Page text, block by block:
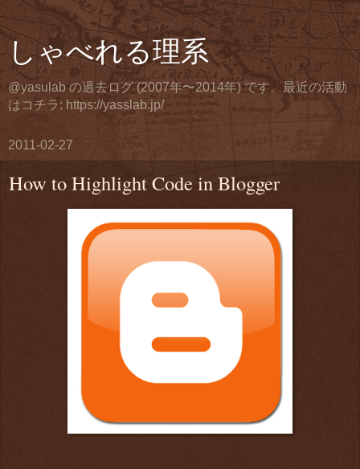
しゃべれる理系
@yasulab の過去ログ (2007年〜2014年) です。最近の活動
はコチラ: https://yasslab.jp/
2011-02-27
How to Highlight Code in Blogger